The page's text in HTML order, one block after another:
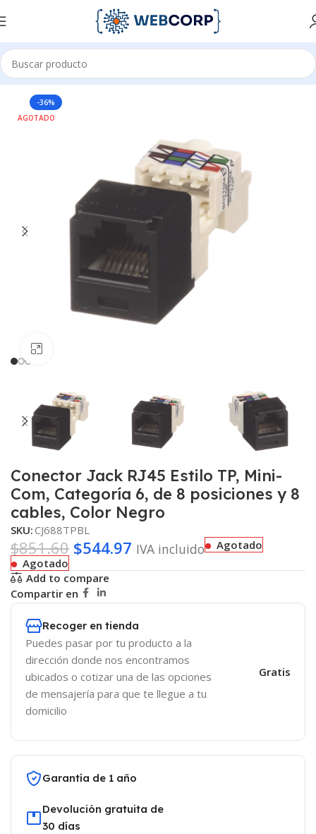
Inicio REDES CABLEADO ESTRUCTURADO CONECTORES
-36%
AGOTADO
Conector Jack RJ45 Estilo TP, Mini-
Com, Categoría 6, de 8 posiciones y 8
cables, Color Negro
SKU:CJ688TPBL
$851.60 $544.97 IVA incluido
Agotado
Agotado
Add to compare
Compartir en
Recoger en tienda
Puedes pasar por tu producto a la
dirección donde nos encontramos
ubicados o cotizar una de las opciones
de mensajería para que te llegue a tu
domicilio
Gratis
Garantía de 1 año
Devolución gratuita de
30 días